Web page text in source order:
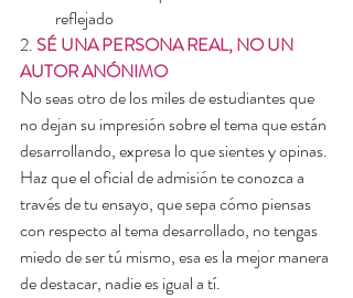
reflejado
2. SÉ UNA PERSONA REAL, NO UN
AUTOR ANÓNIMO
No seas otro de los miles de estudiantes que
no dejan su impresión sobre el tema que están
desarrollando, expresa lo que sientes y opinas.
Haz que el oficial de admisión te conozca a
través de tu ensayo, que sepa cómo piensas
con respecto al tema desarrollado, no tengas
miedo de ser tú mismo, esa es la mejor manera
de destacar, nadie es igual a tí.